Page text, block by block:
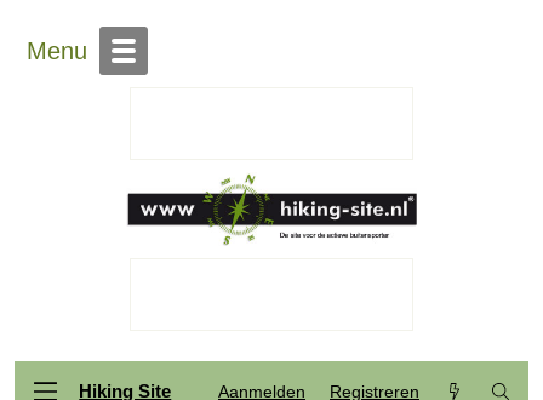
Menu
Hiking Site Aanmelden Registreren